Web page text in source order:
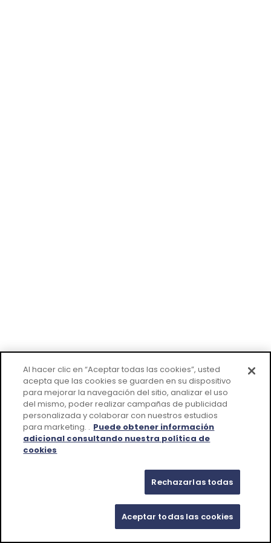
Al hacer clic en “Aceptar todas las cookies”, usted
acepta que las cookies se guarden en su dispositivo
para mejorar la navegación del sitio, analizar el uso
del mismo, poder realizar campañas de publicidad
personalizada y colaborar con nuestros estudios
para marketing. . Puede obtener información
adicional consultando nuestra política de
cookies
Rechazarlas todas
Aceptar todas las cookies